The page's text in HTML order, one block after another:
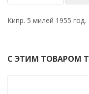
Кипр. 5 милей 1955 год.
С ЭТИМ ТОВАРОМ